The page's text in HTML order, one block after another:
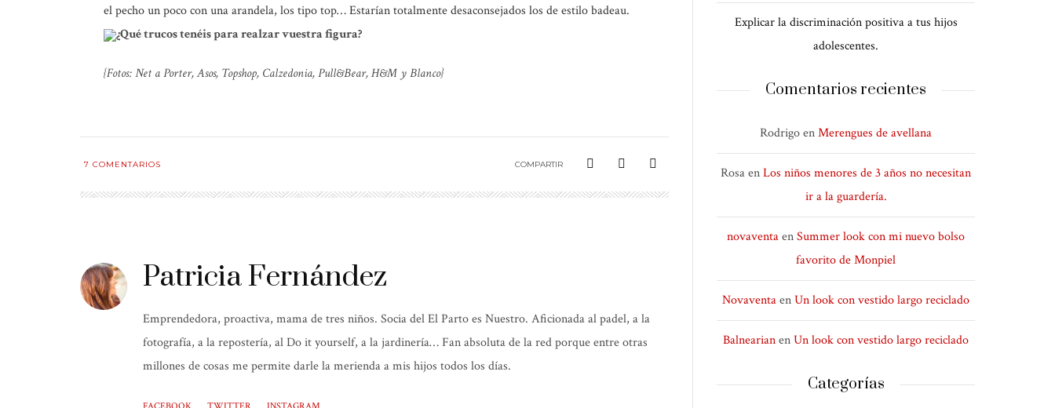
el pecho un poco con una arandela, los tipo top… Estarían totalmente desaconsejados los de estilo badeau.
¿Qué trucos tenéis para realzar vuestra figura?
{Fotos: Net a Porter, Asos, Topshop, Calzedonia, Pull&Bear, H&M y Blanco}
7 COMENTARIOS COMPARTIR
Patricia Fernández
Emprendedora, proactiva, mama de tres niños. Socia del El Parto es Nuestro. Aficionada al padel, a la
fotografía, a la repostería, al Do it yourself, a la jardinería… Fan absoluta de la red porque entre otras
millones de cosas me permite darle la merienda a mis hijos todos los días.
Explicar la discriminación positiva a tus hijos
adolescentes.
Comentarios recientes
RodrigoenMerengues de avellana
RosaenLos niños menores de 3 años no necesitan
ir a la guardería.
novaventaenSummer look con mi nuevo bolso
favorito de Monpiel
NovaventaenUn look con vestido largo reciclado
BalnearianenUn look con vestido largo reciclado
Categorías